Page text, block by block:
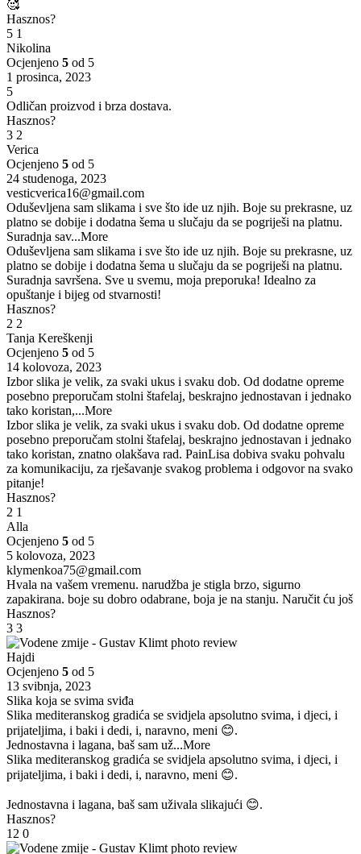
🥰
Hasznos?
5 1
Nikolina
Ocjenjeno 5 od 5
1 prosinca, 2023
5
Odličan proizvod i brza dostava.
Hasznos?
3 2
Verica
Ocjenjeno 5 od 5
24 studenoga, 2023
vesticverica16@gmail.com
Oduševljena sam slikama i sve što ide uz njih. Boje su prekrasne, uz
platno se dobije i dodatna šema u slučaju da se pogriješi na platnu.
Suradnja sav...More
Oduševljena sam slikama i sve što ide uz njih. Boje su prekrasne, uz
platno se dobije i dodatna šema u slučaju da se pogriješi na platnu.
Suradnja savršena. Sve u svemu, moja preporuka! Idealno za
opuštanje i bijeg od stvarnosti!
Hasznos?
2 2
Tanja Kereškenji
Ocjenjeno 5 od 5
14 kolovoza, 2023
Izbor slika je velik, za svaki ukus i svaku dob. Od dodatne opreme
posebno preporučam stolni štafelaj, beskrajno jednostavan i jednako
tako koristan,...More
Izbor slika je velik, za svaki ukus i svaku dob. Od dodatne opreme
posebno preporučam stolni štafelaj, beskrajno jednostavan i jednako
tako koristan, znatno olakšava rad. PainLisa dobiva svaku pohvalu
za komunikaciju, za rješavanje svakog problema i odgovor na svako
pitanje!
Hasznos?
2 1
Alla
Ocjenjeno 5 od 5
5 kolovoza, 2023
klymenkoa75@gmail.com
Hvala na vašem vremenu. narudžba je stigla brzo, sigurno
zapakirana. boje su dobro odabrane, boja je na stanju. Naručit ću još
Hasznos?
3 3
Hajdi
Ocjenjeno 5 od 5
13 svibnja, 2023
Slika koja se svima sviđa
Slika mediteranskog gradića se svidjela apsolutno svima, i djeci, i
prijateljima, i baki i dedi, i, naravno, meni 😊.
Jednostavna i lagana, baš sam už...More
Slika mediteranskog gradića se svidjela apsolutno svima, i djeci, i
prijateljima, i baki i dedi, i, naravno, meni 😊.
Jednostavna i lagana, baš sam uživala slikajući 😊.
Hasznos?
12 0